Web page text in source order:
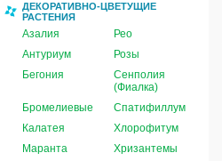
ДЕКОРАТИВНО-ЦВЕТУЩИЕ
РАСТЕНИЯ
Азалия
Рео
Антуриум
Розы
Бегония
Сенполия
(Фиалка)
Бромелиевые
Спатифиллум
Калатея
Хлорофитум
Маранта
Хризантемы